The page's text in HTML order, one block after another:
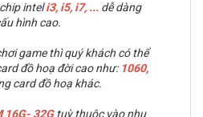
inteli3, i5, i7, ... dễ dàng
hình cao.
game thì quý khách có thể
đồ hoạ đời cao như: 1060,
card đồ hoạ khác.
16G- 32Gtuỳ thuộc vào nhu